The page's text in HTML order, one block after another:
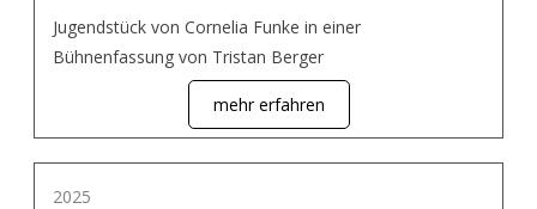
Jugendstück von Cornelia Funke in einer
Bühnenfassung von Tristan Berger
mehr erfahren
2025